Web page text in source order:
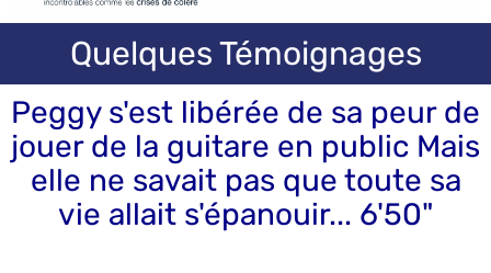
Quelques Témoignages
Peggy s'est libérée de sa peur de
jouer de la guitare en public Mais
elle ne savait pas que toute sa
vie allait s'épanouir... 6'50"